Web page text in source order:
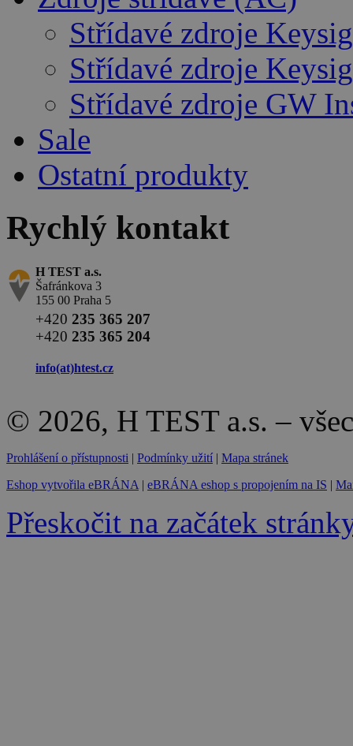
Střídavé zdroje
Střídavé zdroje
Střídavé zdroje GW
Sale
Ostatní produkty
Rychlý kontakt
H TEST a.s.
Šafránkova 3
155 00 Praha 5
+420 235 365 207
+420 235 365 204
info(at)htest.cz
© 2026, H TEST a.s. –
Prohlášení o přístupnosti | Podmínky užití | Mapa stránek
Eshop vytvořila eBRÁNA | eBRÁNA eshop s propojením na IS |
Přeskočit na začátek